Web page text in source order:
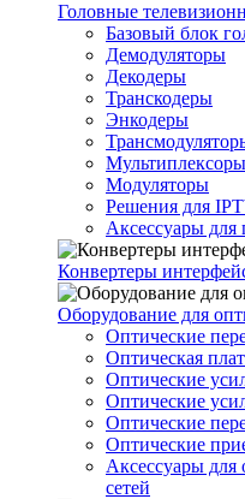
Головные
Базовый блок
Демодуляторы
Декодеры
Транскодеры
Энкодеры
Мультиплексоры
Модуляторы
Решения для
Аксессуары для
Конвертеры
Оборудование для
Оптические
Оптическая
Оптические
Оптические
Оптические
Оптические
Аксессуары для
сетей